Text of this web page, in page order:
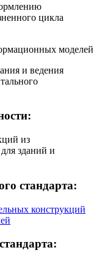
цикла
моделей
и ведения
из
зданий и
стандарта:
конструкций